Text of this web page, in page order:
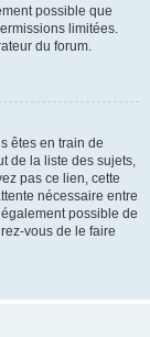
possible que
limitées.
du forum.
êtes en train de
de la liste des sujets,
pas ce lien, cette
nécessaire entre
possible de
vous de le faire